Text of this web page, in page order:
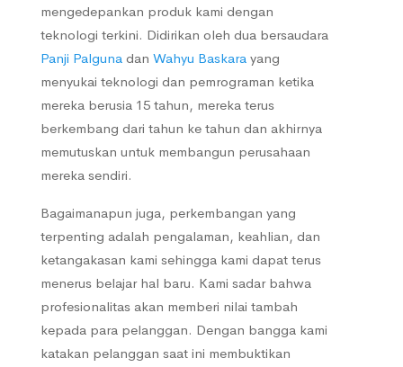
mengedepankan produk kami dengan
teknologi terkini. Didirikan oleh dua bersaudara
Panji Palguna dan Wahyu Baskara yang
menyukai teknologi dan pemrograman ketika
mereka berusia 15 tahun, mereka terus
berkembang dari tahun ke tahun dan akhirnya
memutuskan untuk membangun perusahaan
mereka sendiri.
Bagaimanapun juga, perkembangan yang
terpenting adalah pengalaman, keahlian, dan
ketangakasan kami sehingga kami dapat terus
menerus belajar hal baru. Kami sadar bahwa
profesionalitas akan memberi nilai tambah
kepada para pelanggan. Dengan bangga kami
katakan pelanggan saat ini membuktikan